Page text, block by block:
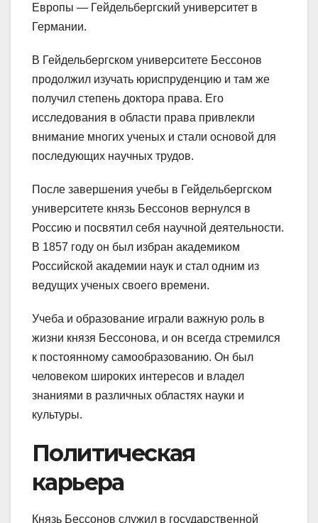
Европы — Гейдельбергский университет в
Германии.
В Гейдельбергском университете Бессонов
продолжил изучать юриспруденцию и там же
получил степень доктора права. Его
исследования в области права привлекли
внимание многих ученых и стали основой для
последующих научных трудов.
После завершения учебы в Гейдельбергском
университете князь Бессонов вернулся в
Россию и посвятил себя научной деятельности.
В 1857 году он был избран академиком
Российской академии наук и стал одним из
ведущих ученых своего времени.
Учеба и образование играли важную роль в
жизни князя Бессонова, и он всегда стремился
к постоянному самообразованию. Он был
человеком широких интересов и владел
знаниями в различных областях науки и
культуры.
Политическая
карьера
Князь Бессонов служил в государственной